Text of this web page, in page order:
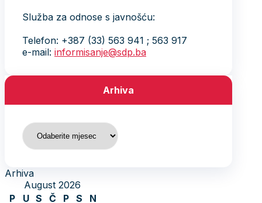
Služba za odnose s javnošću:
Telefon: +387 (33) 563 941 ; 563 917
e-mail: informisanje@sdp.ba
Arhiva
Arhiva
Arhiva
August 2026
P
U S Č P S
N